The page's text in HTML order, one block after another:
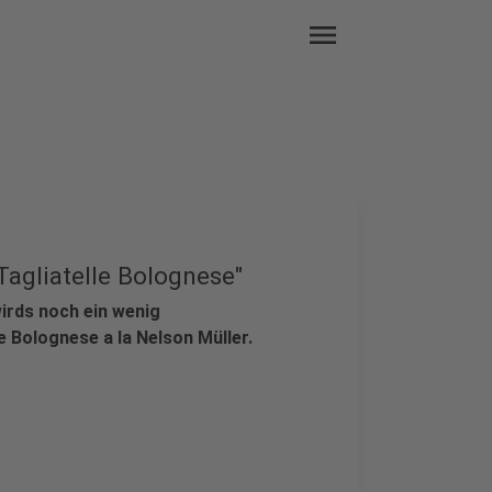
menu
Bolognese"
noch ein wenig
a la Nelson Müller.